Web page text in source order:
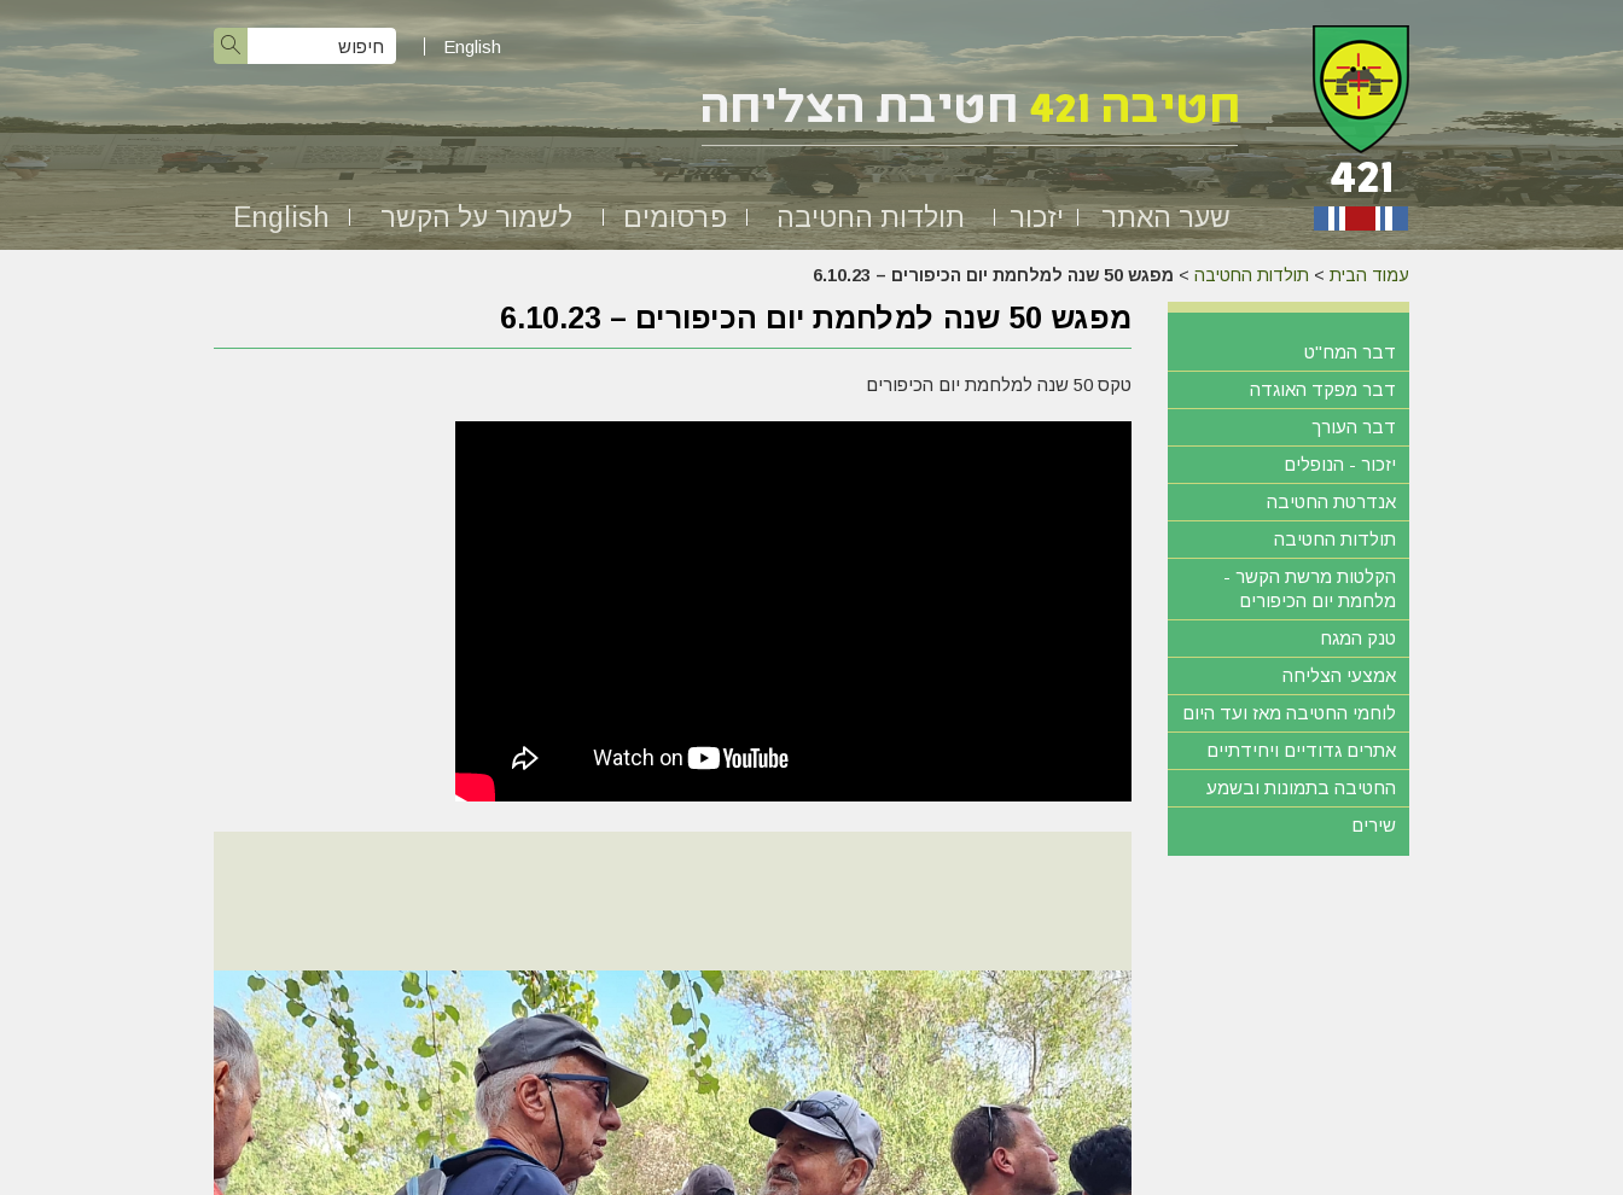
English
שער האתר יזכור תולדות החטיבה פרסומים לשמור על הקשר English
עמוד הבית > תולדות החטיבה > מפגש 50 שנה למלחמת יום הכיפורים – 6.10.23
מפגש 50 שנה למלחמת יום הכיפורים – 6.10.23
טקס 50 שנה למלחמת יום הכיפורים
דבר המח"ט
דבר מפקד האוגדה
דבר העורך
יזכור - הנופלים
אנדרטת החטיבה
תולדות החטיבה
הקלטות מרשת הקשר -
מלחמת יום הכיפורים
טנק המגח
אמצעי הצליחה
לוחמי החטיבה מאז ועד היום
אתרים גדודיים ויחידתיים
החטיבה בתמונות ובשמע
שירים